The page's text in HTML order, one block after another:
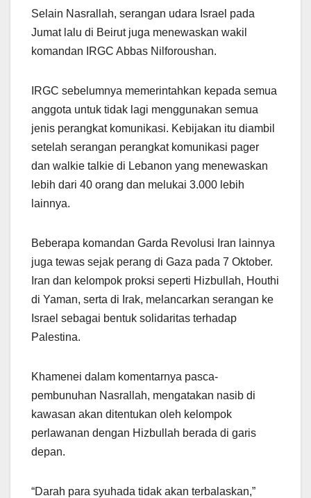
Selain Nasrallah, serangan udara Israel pada
Jumat lalu di Beirut juga menewaskan wakil
komandan IRGC Abbas Nilforoushan.
IRGC sebelumnya memerintahkan kepada semua
anggota untuk tidak lagi menggunakan semua
jenis perangkat komunikasi. Kebijakan itu diambil
setelah serangan perangkat komunikasi pager
dan walkie talkie di Lebanon yang menewaskan
lebih dari 40 orang dan melukai 3.000 lebih
lainnya.
Beberapa komandan Garda Revolusi Iran lainnya
juga tewas sejak perang di Gaza pada 7 Oktober.
Iran dan kelompok proksi seperti Hizbullah, Houthi
di Yaman, serta di Irak, melancarkan serangan ke
Israel sebagai bentuk solidaritas terhadap
Palestina.
Khamenei dalam komentarnya pasca-
pembunuhan Nasrallah, mengatakan nasib di
kawasan akan ditentukan oleh kelompok
perlawanan dengan Hizbullah berada di garis
depan.
“Darah para syuhada tidak akan terbalaskan,”